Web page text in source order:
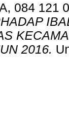
084 121
2016.